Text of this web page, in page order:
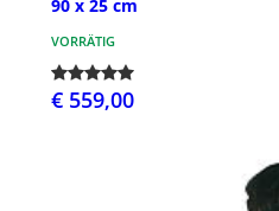
90 x 25 cm
VORRÄTIG
€ 559,00